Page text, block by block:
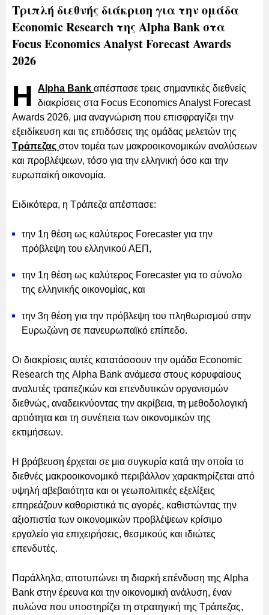
Τριπλή διεθνής διάκριση για την ομάδα
Economic Research της Alpha Bank στα
Focus Economics Analyst Forecast Awards
2026
Η Alpha Bank απέσπασε τρεις σημαντικές διεθνείς
διακρίσεις στα Focus Economics Analyst Forecast
Awards 2026, μια αναγνώριση που επισφραγίζει την
εξειδίκευση και τις επιδόσεις της ομάδας μελετών της
Τράπεζας στον τομέα των μακροοικονομικών αναλύσεων
και προβλέψεων, τόσο για την ελληνική όσο και την
ευρωπαϊκή οικονομία.
Ειδικότερα, η Τράπεζα απέσπασε:
την 1η θέση ως καλύτερος Forecaster για την
πρόβλεψη του ελληνικού ΑΕΠ,
την 1η θέση ως καλύτερος Forecaster για το σύνολο
της ελληνικής οικονομίας, και
την 3η θέση για την πρόβλεψη του πληθωρισμού στην
Ευρωζώνη σε πανευρωπαϊκό επίπεδο.
Οι διακρίσεις αυτές κατατάσσουν την ομάδα Economic
Research της Alpha Bank ανάμεσα στους κορυφαίους
αναλυτές τραπεζικών και επενδυτικών οργανισμών
διεθνώς, αναδεικνύοντας την ακρίβεια, τη μεθοδολογική
αρτιότητα και τη συνέπεια των οικονομικών της
εκτιμήσεων.
Η βράβευση έρχεται σε μια συγκυρία κατά την οποία το
διεθνές μακροοικονομικό περιβάλλον χαρακτηρίζεται από
υψηλή αβεβαιότητα και οι γεωπολιτικές εξελίξεις
επηρεάζουν καθοριστικά τις αγορές, καθιστώντας την
αξιοπιστία των οικονομικών προβλέψεων κρίσιμο
εργαλείο για επιχειρήσεις, θεσμικούς και ιδιώτες
επενδυτές.
Παράλληλα, αποτυπώνει τη διαρκή επένδυση της Alpha
Bank στην έρευνα και την οικονομική ανάλυση, έναν
πυλώνα που υποστηρίζει τη στρατηγική της Τράπεζας,